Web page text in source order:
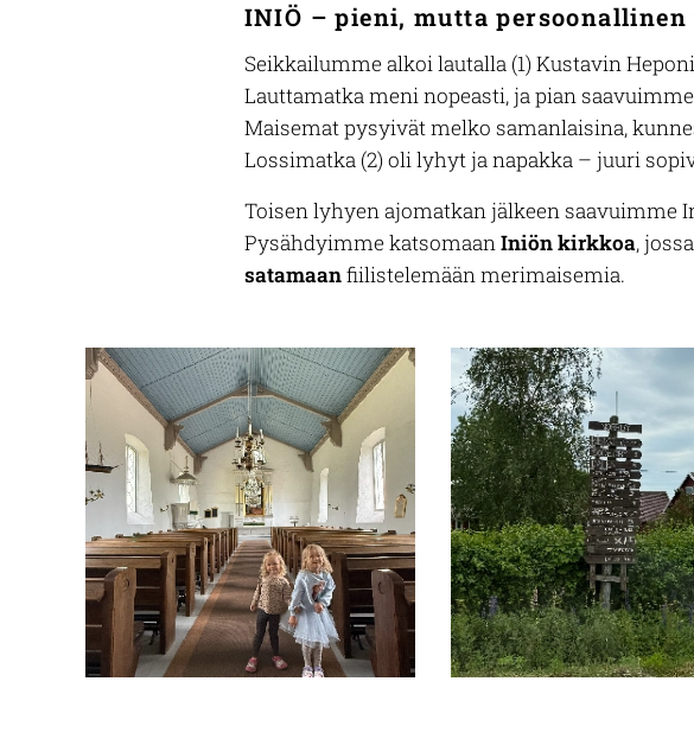
INIÖ – pieni, mutta persoonallinen
Seikkailumme alkoi lautalla (1) Kustavin
Lauttamatka meni nopeasti, ja pian
Maisemat pysyivät melko samanlaisina,
Lossimatka (2) oli lyhyt ja napakka – juuri
Toisen lyhyen ajomatkan jälkeen saavuimme
Pysähdyimme katsomaanIniön kirkkoa,
satamaanfiilistelemään merimaisemia.